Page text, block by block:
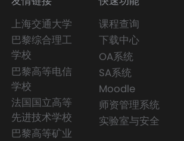
上海交通大学
巴黎综合理工
学校
巴黎高等电信
学校
法国国立高等
先进技术学校
巴黎高等矿业
课程查询
下载中心
OA系统
SA系统
Moodle
师资管理系统
实验室与安全